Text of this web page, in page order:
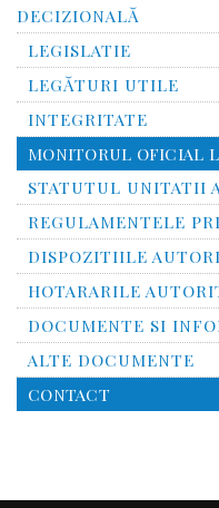
DECIZIONALĂ
LEGISLATIE
LEGĂTURI UTILE
INTEGRITATE
MONITORUL OFICIAL
STATUTUL UNITATII
REGULAMENTELE
DISPOZITIILE
HOTARARILE
DOCUMENTE SI
ALTE DOCUMENTE
CONTACT